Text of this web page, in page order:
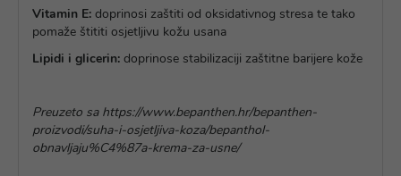
Vitamin E: doprinosi zaštiti od oksidativnog stresa te tako
pomaže štititi osjetljivu kožu usana
Lipidi i glicerin: doprinose stabilizaciji zaštitne barijere kože
Preuzeto sa https://www.bepanthen.hr/bepanthen-
proizvodi/suha-i-osjetljiva-koza/bepanthol-
obnavljaju%C4%87a-krema-za-usne/